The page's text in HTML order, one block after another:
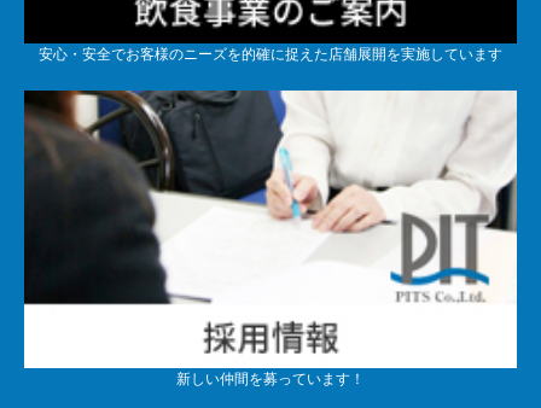
安心・安全でお客様のニーズを的確に捉えた店舗展開を実施しています
新しい仲間を募っています！